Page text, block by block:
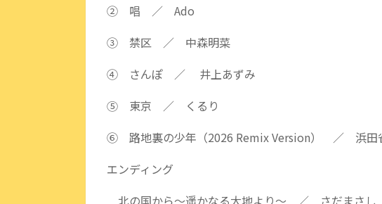
② 唱 ／ Ado
③ 禁区 ／ 中森明菜
④ さんぽ ／ 井上あずみ
⑤ 東京 ／ くるり
⑥ 路地裏の少年（2026 Remix Version） ／ 浜田
エンディング
北の国から～遥かなる大地より～ ／ さだまさし